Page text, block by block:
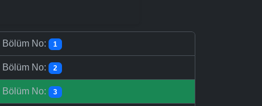
Bölüm No: 1
Bölüm No: 2
Bölüm No: 3